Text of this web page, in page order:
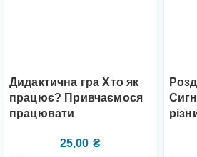
Дидактична гра Хто як
працює? Привчаємося
працювати
25,00 ₴